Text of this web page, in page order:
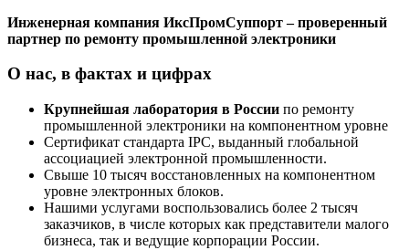
Инженерная компания ИксПромСуппорт – проверенный
партнер по ремонту промышленной электроники
О нас, в фактах и цифрах
Крупнейшая лаборатория в России по ремонту
промышленной электроники на компонентном уровне
Сертификат стандарта IPC, выданный глобальной
ассоциацией электронной промышленности.
Свыше 10 тысяч восстановленных на компонентном
уровне электронных блоков.
Нашими услугами воспользовались более 2 тысяч
заказчиков, в числе которых как представители малого
бизнеса, так и ведущие корпорации России.